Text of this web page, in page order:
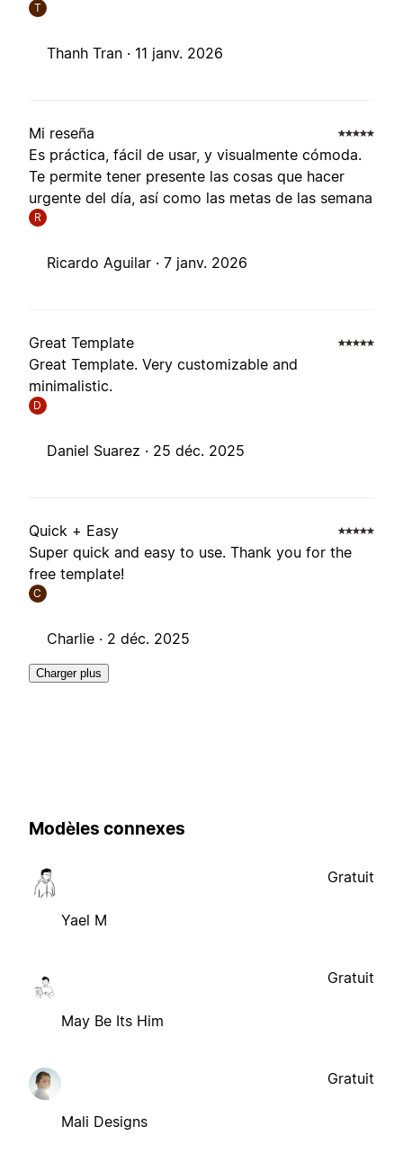
T
Thanh Tran · 11 janv. 2026
Mi reseña
Es práctica, fácil de usar, y visualmente cómoda.
Te permite tener presente las cosas que hacer
urgente del día, así como las metas de las semana
R
Ricardo Aguilar · 7 janv. 2026
Great Template
Great Template. Very customizable and
minimalistic.
D
Daniel Suarez · 25 déc. 2025
Quick + Easy
Super quick and easy to use. Thank you for the
free template!
C
Charlie · 2 déc. 2025
Charger plus
Modèles connexes
Yael M
Gratuit
May Be Its Him
Gratuit
Mali Designs
Gratuit